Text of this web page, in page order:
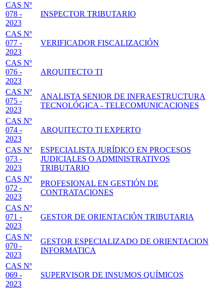
CAS Nº
078 -
2023
INSPECTOR TRIBUTARIO
CAS Nº
077 -
2023
VERIFICADOR FISCALIZACIÓN
CAS Nº
076 -
2023
ARQUITECTO TI
CAS Nº
075 -
2023
ANALISTA SENIOR DE INFRAESTRUCTURA
TECNOLÓGICA - TELECOMUNICACIONES
CAS Nº
074 -
2023
ARQUITECTO TI EXPERTO
CAS Nº
073 -
2023
ESPECIALISTA JURÍDICO EN PROCESOS
JUDICIALES O ADMINISTRATIVOS
TRIBUTARIO
CAS Nº
072 -
2023
PROFESIONAL EN GESTIÓN DE
CONTRATACIONES
CAS Nº
071 -
2023
GESTOR DE ORIENTACIÓN TRIBUTARIA
CAS Nº
070 -
2023
GESTOR ESPECIALIZADO DE ORIENTACION
INFORMATICA
CAS Nº
069 -
2023
SUPERVISOR DE INSUMOS QUÍMICOS